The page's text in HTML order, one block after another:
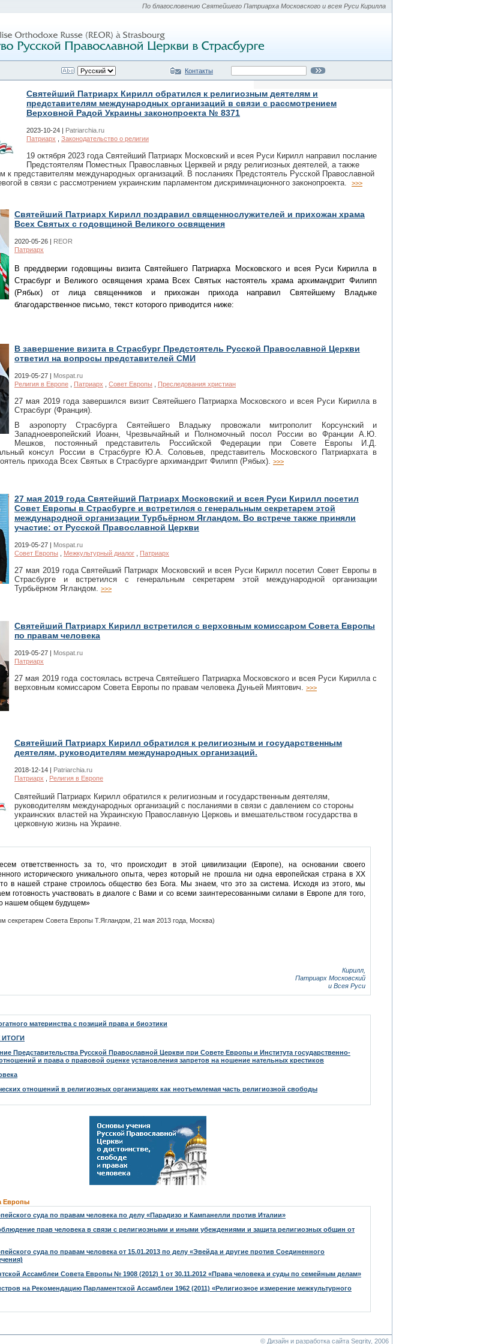
По благословению Святейшего Патриарха Московского и всея Руси Кирилла
Контакты
Святейший Патриарх Кирилл обратился к религиозным деятелям и
представителям международных организаций в связи с рассмотрением
Верховной Радой Украины законопроекта № 8371
2023-10-24 | Patriarchia.ru
Патриарх
Законодательство о религии
19 октября 2023 года Святейший Патриарх Московский и всея Руси Кирилл направил послание
Предстоятелям Поместных Православных Церквей и ряду религиозных деятелей, а также
к представителям международных организаций. В посланиях Предстоятель Русской Православной
в связи с рассмотрением украинским парламентом дискриминационного законопроекта.
>>>
Святейший Патриарх Кирилл поздравил священнослужителей и прихожан храма
Всех Святых с годовщиной Великого освящения
2020-05-26 | REOR
Патриарх
В преддверии годовщины визита Святейшего Патриарха Московского и всея Руси Кирилла в
Страсбург и Великого освящения храма Всех Святых настоятель храма архимандрит Филипп
(Рябых) от лица священников и прихожан прихода направил Святейшему Владыке
благодарственное письмо, текст которого приводится ниже:
В завершение визита в Страсбург Предстоятель Русской Православной Церкви
ответил на вопросы представителей СМИ
2019-05-27 | Mospat.ru
Религия в Европе
Патриарх Совет Европы Преследования христиан
27 мая 2019 года завершился визит Святейшего Патриарха Московского и всея Руси Кирилла в
Страсбург (Франция).
В аэропорту Страсбурга Святейшего Владыку провожали митрополит Корсунский и
Западноевропейский Иоанн, Чрезвычайный и Полномочный посол России во Франции А.Ю.
Мешков, постоянный представитель Российской Федерации при Совете Европы И.Д.
консул России в Страсбурге Ю.А. Соловьев, представитель Московского Патриархата в
прихода Всех Святых в Страсбурге архимандрит Филипп (Рябых). >>>
27 мая 2019 года Святейший Патриарх Московский и всея Руси Кирилл посетил
Совет Европы в Страсбурге и встретился с генеральным секретарем этой
международной организации Турбьёрном Ягландом. Во встрече также приняли
участие: от Русской Православной Церкви
2019-05-27 | Mospat.ru
Совет Европы
Межкультурный диалог Патриарх
27 мая 2019 года Святейший Патриарх Московский и всея Руси Кирилл посетил Совет Европы в
Страсбурге и встретился с генеральным секретарем этой международной организации
Турбьёрном Ягландом. >>>
Святейший Патриарх Кирилл встретился с верховным комиссаром Совета Европы
по правам человека
2019-05-27 | Mospat.ru
Патриарх
27 мая 2019 года состоялась встреча Святейшего Патриарха Московского и всея Руси Кирилла с
верховным комиссаром Совета Европы по правам человека Дуньей Миятович. >>>
Святейший Патриарх Кирилл обратился к религиозным и государственным
деятелям, руководителям международных организаций.
2018-12-14 | Patriarchia.ru
Патриарх
Религия в Европе
Святейший Патриарх Кирилл обратился к религиозным и государственным деятелям,
руководителям международных организаций с посланиями в связи с давлением со стороны
украинских властей на Украинскую Православную Церковь и вмешательством государства в
церковную жизнь на Украине.
ответственность за то, что происходит в этой цивилизации (Европе), на основании своего
исторического уникального опыта, через который не прошла ни одна европейская страна в XX
в нашей стране строилось общество без Бога. Мы знаем, что это за система. Исходя из этого, мы
готовность участвовать в диалоге с Вами и со всеми заинтересованными силами в Европе для того,
нашем общем будущем»
секретарем Совета Европы Т.Ягландом, 21 мая 2013 года, Москва)
Кирилл,
Патриарх Московский
и Всея Руси
материнства с позиций права и биоэтики
Представительства Русской Православной Церкви при Совете Европы и Института государственно-
и права о правовой оценке установления запретов на ношение нательных крестиков
отношений в религиозных организациях как неотъемлемая часть религиозной свободы
Европы
суда по правам человека по делу «Парадизо и Кампанелли против Италии»
прав человека в связи с религиозными и иными убеждениями и защита религиозных общин от
суда по правам человека от 15.01.2013 по делу «Эвейда и другие против Соединенного
Ассамблеи Совета Европы № 1908 (2012) 1 от 30.11.2012 «Права человека и суды по семейным делам»
на Рекомендацию Парламентской Ассамблеи 1962 (2011) «Религиозное измерение межкультурного
© Дизайн и разработка сайта Segrity, 2006